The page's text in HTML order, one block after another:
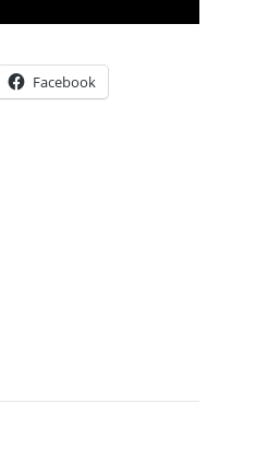
Facebook